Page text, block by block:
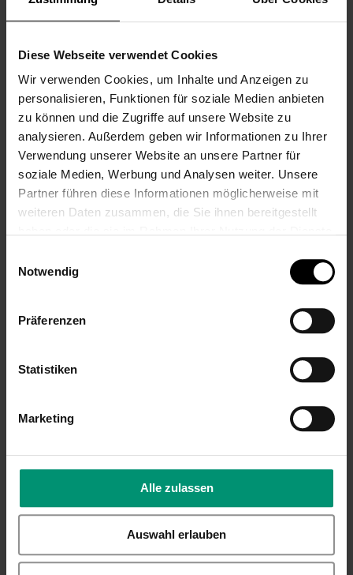
Diese Webseite verwendet Cookies
Wir verwenden Cookies, um Inhalte und Anzeigen zu
personalisieren, Funktionen für soziale Medien anbieten
zu können und die Zugriffe auf unsere Website zu
analysieren. Außerdem geben wir Informationen zu Ihrer
Verwendung unserer Website an unsere Partner für
soziale Medien, Werbung und Analysen weiter. Unsere
Partner führen diese Informationen möglicherweise mit
weiteren Daten zusammen, die Sie ihnen bereitgestellt
Notwendig
Präferenzen
Statistiken
Marketing
Alle zulassen
Auswahl erlauben
17,99 €
LALALO
Schlüsselanhänger
Namensanhänger
Schulanfang
Inkl. 19% Steuern
Versandkosten
LALALO Herz
Schlüsselanhänger
Schlüsselanhänger
Schnullerkette Herz
Ornament Hellblau